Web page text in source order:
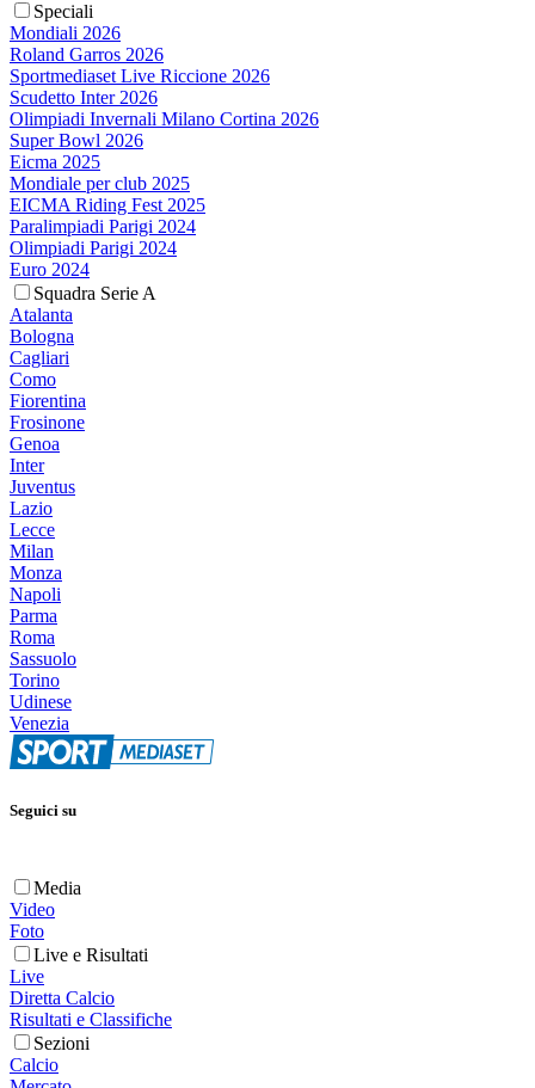
Speciali
Mondiali 2026
Roland Garros 2026
Sportmediaset Live Riccione 2026
Scudetto Inter 2026
Olimpiadi Invernali Milano Cortina 2026
Super Bowl 2026
Eicma 2025
Mondiale per club 2025
EICMA Riding Fest 2025
Paralimpiadi Parigi 2024
Olimpiadi Parigi 2024
Euro 2024
Squadra Serie A
Atalanta
Bologna
Cagliari
Como
Fiorentina
Frosinone
Genoa
Inter
Juventus
Lazio
Lecce
Milan
Monza
Napoli
Parma
Roma
Sassuolo
Torino
Udinese
Venezia
Seguici su
Media
Video
Foto
Live e Risultati
Live
Diretta Calcio
Risultati e Classifiche
Sezioni
Calcio